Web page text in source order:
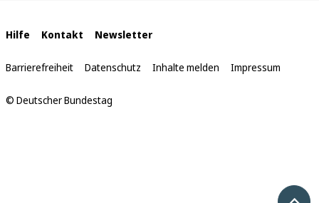
Interne
Links
Hilfe Kontakt Newsletter
Barrierefreiheit Datenschutz Inhalte melden Impressum
© Deutscher Bundestag